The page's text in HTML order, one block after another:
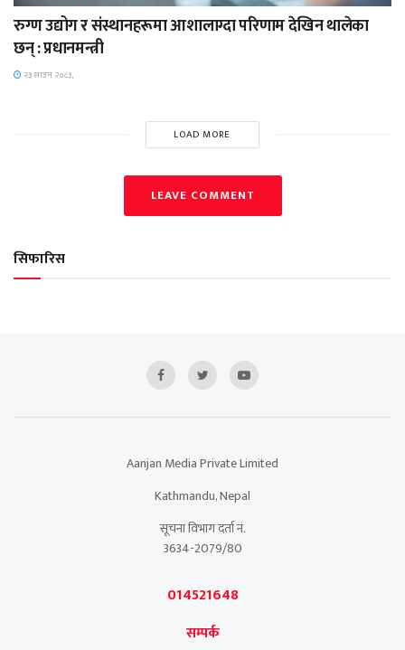
रुग्ण उद्योग र संस्थानहरूमा आशालाग्दा परिणाम देखिन थालेका
छन् : प्रधानमन्त्री
२३ साउन २०८३,
LOAD MORE
LEAVE COMMENT
सिफारिस
Aanjan Media Private Limited
Kathmandu, Nepal
सूचना विभाग दर्ता नं.
3634-2079/80
014521648
सम्पर्क